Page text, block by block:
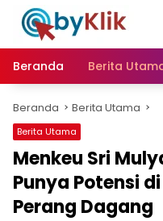
Langsung
konten
Beranda
Berita
Beranda Berita Utama
Berita Utama
Menkeu Sri
Punya Potensi
Perang Dagang